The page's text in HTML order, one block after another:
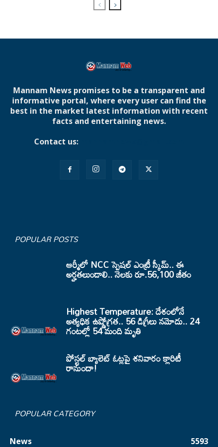
Mannam News promises to be a transparent and
informative portal, where every user can find the
best in the market latest information with recent
facts and entertaining news.
Contact us:
POPULAR POSTS
ఆర్మీలో NCC స్పెషల్ ఎంట్రీ స్కీమ్.. ఈ
అర్హతలుండాలి.. నెలకు రూ.56,100 జీతం
Highest Temperature: దేశంలోనే
అత్యధిక ఉష్ణోగ్రత.. 56 డిగ్రీలు నమోదు.. 24
గంటల్లో 54 మంది మృతి
పోస్టల్ బ్యాలెట్ ఓట్లపై శనివారం క్లారిటీ
రానుందా!
POPULAR CATEGORY
News
5593